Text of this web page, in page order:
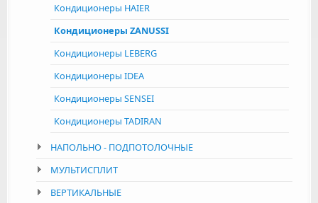
Кондиционеры HAIER
Кондиционеры ZANUSSI
Кондиционеры LEBERG
Кондиционеры IDEA
Кондиционеры SENSEI
Кондиционеры TADIRAN
НАПОЛЬНО - ПОДПОТОЛОЧНЫЕ
МУЛЬТИСПЛИТ
ВЕРТИКАЛЬНЫЕ